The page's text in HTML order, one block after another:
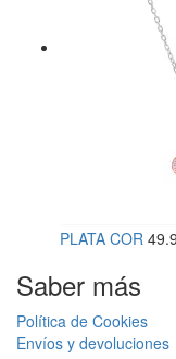
PLATA COR
Saber más
Política de Cookies
Envíos y devoluciones